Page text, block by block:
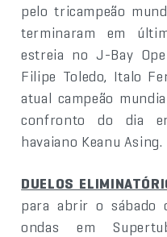
pelo tricampeão
terminaram em
estreia no J-Bay
Filipe Toledo, Italo
atual campeão
confronto do dia
havaiano Keanu Asing.
DUELOS
para abrir o sábado
ondas em